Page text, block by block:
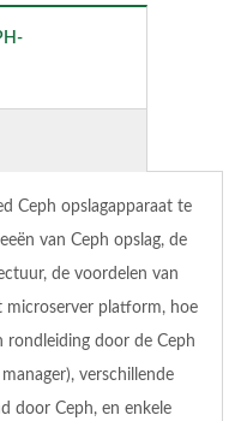
Ceph opslagapparaat te
van Ceph opslag, de
de voordelen van
microserver platform, hoe
rondleiding door de Ceph
verschillende
door Ceph, en enkele